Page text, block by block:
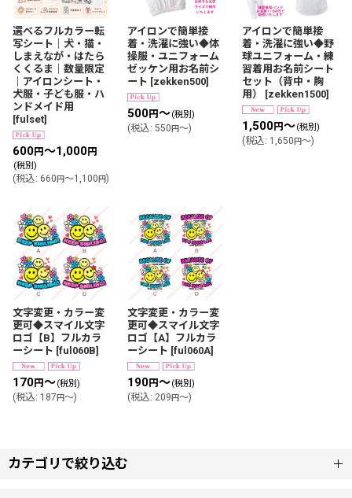
選べるフルカラー転
写シート｜犬・猫・
しまえなが・はたら
くくるま｜数量限定
｜アイロンシート・
犬服・子ども服・ハ
ンドメイド用
[fulset]
600円～1,000円
(税別)
(税込: 660 円～1,100 円)
アイロンで簡単接
着・洗濯に強い◆体
操服・ユニフォーム
ゼッケン用お名前シ
ート [zekken500]
500円～(税別)
(税込: 550 円～)
アイロンで簡単接
着・洗濯に強い◆野
球ユニフォーム・練
習着用お名前シート
セット（背中・胸
用）
[zekken1500]
1,500円～(税別)
(税込: 1,650 円～)
文字変更・カラー変
更可◆スマイル文字
ロゴ【B】フルカラ
ーシート [ful060B]
170円～(税別)
(税込: 187 円～)
文字変更・カラー変
更可◆スマイル文字
ロゴ【A】フルカラ
ーシート [ful060A]
190円～(税別)
(税込: 209 円～)
カテゴリで絞り込む